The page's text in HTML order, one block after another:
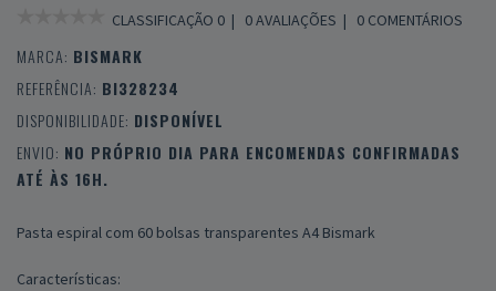
CLASSIFICAÇÃO 0 | 0 AVALIAÇÕES | 0 COMENTÁRIOS
MARCA: BISMARK
REFERÊNCIA: BI328234
DISPONIBILIDADE: DISPONÍVEL
ENVIO: NO PRÓPRIO DIA PARA ENCOMENDAS CONFIRMADAS
ATÉ ÀS 16H.
Pasta espiral com 60 bolsas transparentes A4 Bismark
Características: